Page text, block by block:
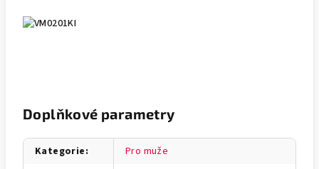
Doplňkové parametry
Kategorie:
Pro muže